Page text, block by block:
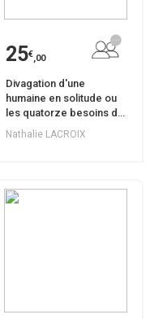
25€,00
Divagation d'une
humaine en solitude ou
les quatorze besoins de
la planète bleue
Nathalie LACROIX